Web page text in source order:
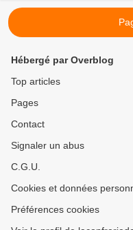
Hébergé par Overblog
Top articles
Pages
Contact
Signaler un abus
C.G.U.
Cookies et données
Préférences cookies